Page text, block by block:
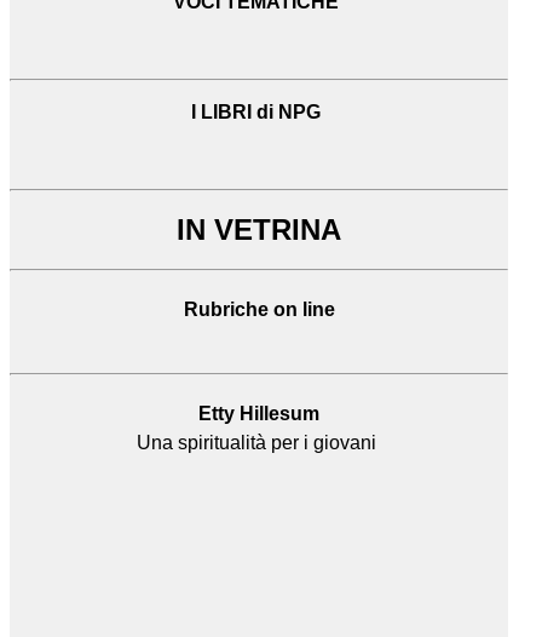
I LIBRI di NPG
IN VETRINA
Rubriche on line
Etty Hillesum
Una spiritualità per i giovani